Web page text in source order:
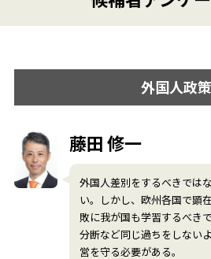
外国人政策
藤田 修一
外国人差別をするべきでは
い。しかし、欧州各国で顕
敗に我が国も学習するべき
分断など同じ過ちをしない
営を守る必要がある。